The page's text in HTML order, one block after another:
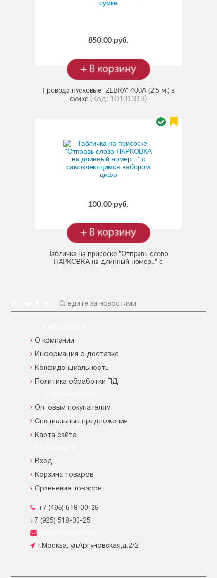
850.00 руб.
Провода пусковые "ZEBRA" 400А (2,5 м.) в
сумке (Код: 10101313)
100.00 руб.
Табличка на присоске "Отправь слово
ПАРКОВКА на длинный номер..." с
Следите за новостями
О компании
Информация о доставке
Конфиденциальность
Политика обработки ПД
Оптовым покупателям
Специальные предложения
Карта сайта
Вход
Корзина товаров
Сравнение товаров
+7 (495) 518-00-25
+7 (925) 518-00-25
г.Москва, ул.Аргуновская,д.2/2